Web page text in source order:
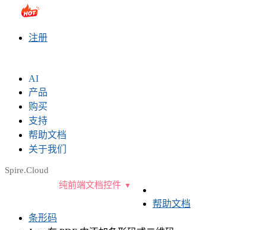
sales@e-iceblue.com
注册
AI
产品
购买
支持
帮助文档
关于我们
Spire.Cloud
纯前端文档控件
帮助文档
条形码